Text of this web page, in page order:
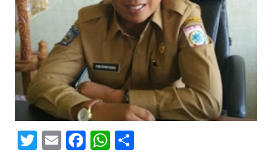
Twitter
EmailFacebook
WhatsApp